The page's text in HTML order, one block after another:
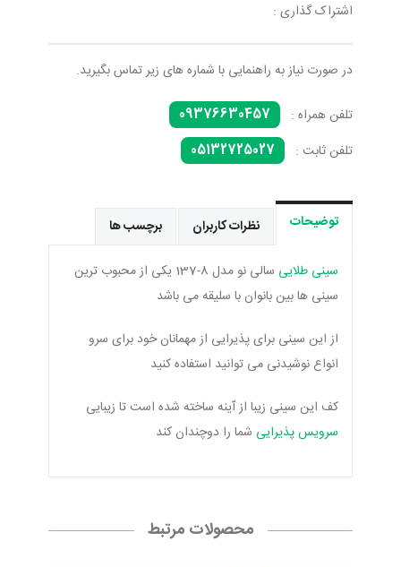
اشتراک گذاری :
در صورت نیاز به راهنمایی با شماره های زیر تماس بگیرید.
تلفن همراه :
09376630457
تلفن ثابت :
05132725027
توضیحات نظرات کاربران برچسب ها
سینی طلایی
سالی نو مدل 8-137 یکی از محبوب ترین
سینی ها بین بانوان با سلیقه می باشد
از این سینی برای پذیرایی از مهمانان خود برای سرو
انواع نوشیدنی می توانید استفاده کنید
کف این سینی زیبا از آینه ساخته شده است تا زیبایی
سرویس پذیرایی شما را دوچندان کند
محصولات مرتبط